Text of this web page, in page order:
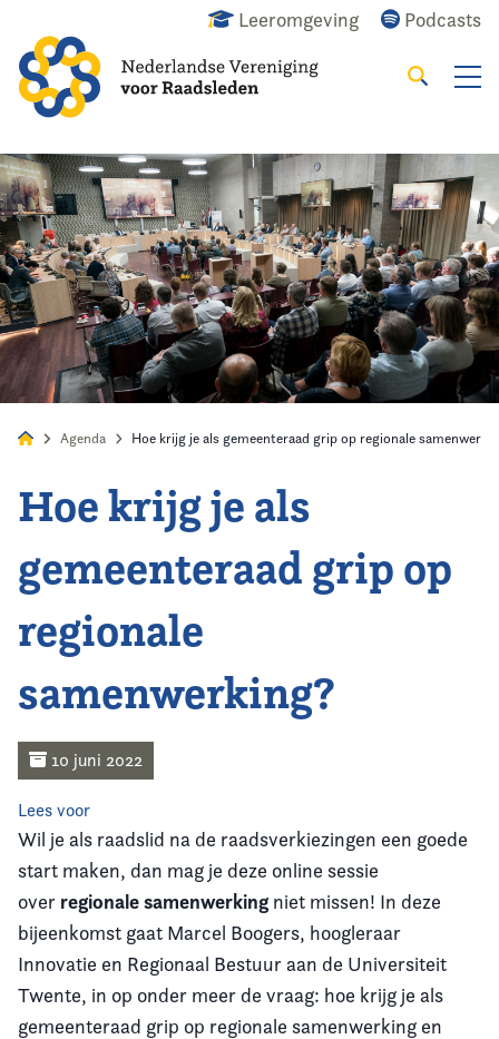
Leeromgeving Podcasts
Alles Nieuws Agenda Raadslid
Zoeken
Home
Agenda
Nieuws
Opleiding
Kennis & Informatie
Vereniging
Contact
Agenda Hoe krijg je als gemeenteraad grip op regionale
Hoe krijg je als
gemeenteraad grip op
regionale
samenwerking?
10 juni 2022
Lees voor
Wil je als raadslid na de raadsverkiezingen een goede
start maken, dan mag je deze online sessie
over regionale samenwerkingniet missen! In deze
bijeenkomst gaat Marcel Boogers, hoogleraar
Innovatie en Regionaal Bestuur aan de Universiteit
Twente, in op onder meer de vraag: hoe krijg je als
gemeenteraad grip op regionale samenwerking en